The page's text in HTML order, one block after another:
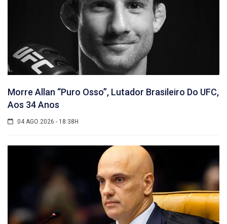
Morre Allan “Puro Osso”, Lutador Brasileiro Do UFC,
Aos 34 Anos
04 AGO 2026 - 18:38H